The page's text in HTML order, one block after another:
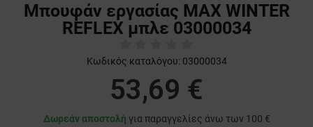
Μπουφάν εργασίας MAX WINTER
REFLEX μπλε 03000034
Κωδικός καταλόγου: 03000034
53,69 €
Δωρεάν αποστολή για παραγγελίες άνω των 100 €